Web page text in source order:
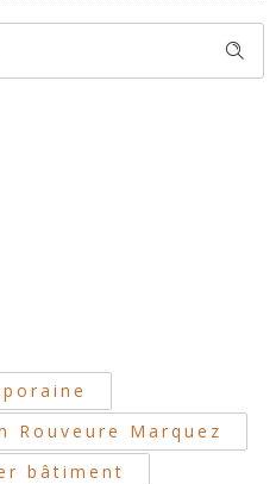
Rouveure Marquez
bâtiment